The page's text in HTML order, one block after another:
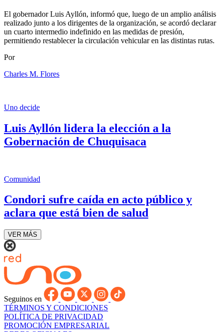
El gobernador Luis Ayllón, informó que, luego de un amplio análisis
realizado junto a los dirigentes de la organización, se acordó declarar
un cuarto intermedio indefinido en las medidas de presión,
permitiendo restablecer la circulación vehicular en las distintas rutas.
Por
Charles M. Flores
Uno decide
Luis Ayllón lidera la elección a la
Gobernación de Chuquisaca
Comunidad
Condori sufre caída en acto público y
aclara que está bien de salud
VER MÁS
Seguinos en
TÉRMINOS Y CONDICIONES
POLÍTICA DE PRIVACIDAD
PROMOCIÓN EMPRESARIAL